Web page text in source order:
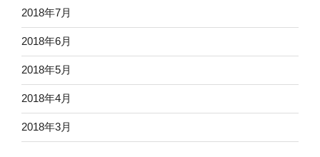
2018年7月
2018年6月
2018年5月
2018年4月
2018年3月